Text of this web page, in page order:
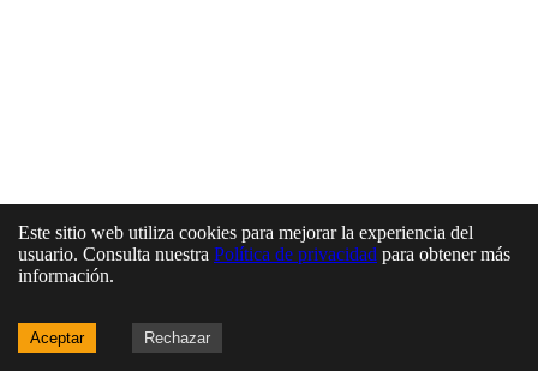
Este sitio web utiliza cookies para mejorar la experiencia del
usuario. Consulta nuestra Política de privacidad para obtener más
información.
Aceptar Rechazar